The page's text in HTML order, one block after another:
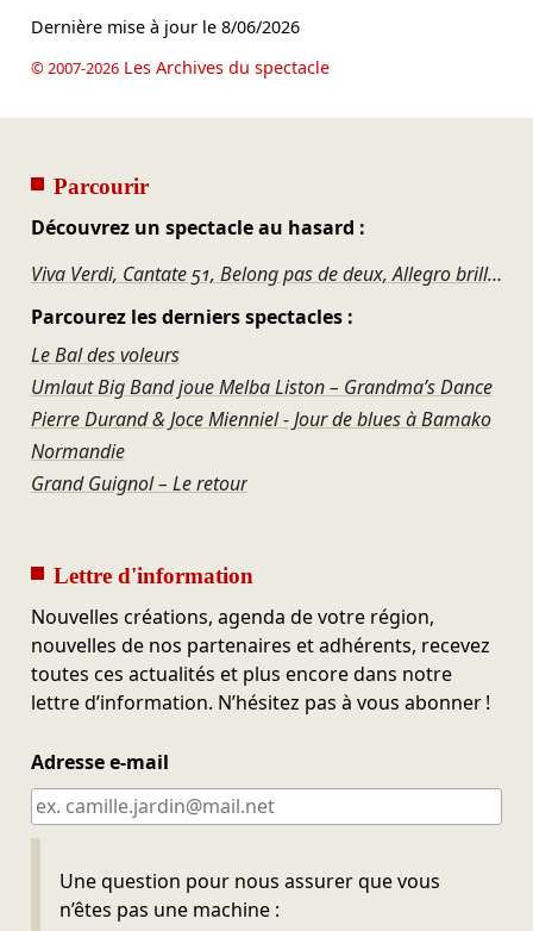
Dernière mise à jour le 8/06/2026
© 2007-2026Les Archives du spectacle
Parcourir
Découvrez un spectacle au hasard :
Viva Verdi, Cantate 51, Belong pas de deux, Allegro brillante – Ballet Nice Méditerranée
Parcourez les derniers spectacles :
Le Bal des voleurs
Umlaut Big Band joue Melba Liston – Grandma’s Dance
Pierre Durand & Joce Mienniel - Jour de blues à Bamako
Normandie
Grand Guignol – Le retour
Lettre d'information
Nouvelles créations, agenda de votre région,
nouvelles de nos partenaires et adhérents, recevez
toutes ces actualités et plus encore dans notre
lettre d’information. N’hésitez pas à vous abonner !
Adresse e-mail
Une question pour nous assurer que vous
n’êtes pas une machine :
Ne pas remplir